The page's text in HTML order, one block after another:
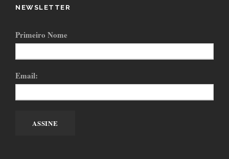
NEWSLETTER
Primeiro Nome
Email: